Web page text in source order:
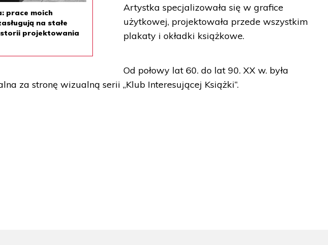
prace moich
na stałe
projektowania
Artystka specjalizowała się w grafice
użytkowej, projektowała przede wszystkim
plakaty i okładki książkowe.
Od połowy lat 60. do lat 90. XX w. była
za stronę wizualną serii „Klub Interesującej Książki”.